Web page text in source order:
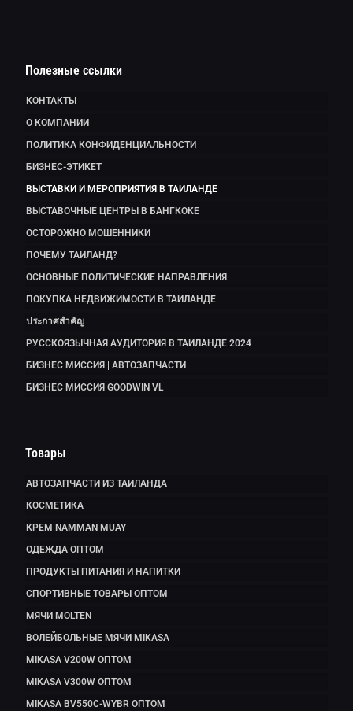
Полезные ссылки
КОНТАКТЫ
О КОМПАНИИ
ПОЛИТИКА КОНФИДЕНЦИАЛЬНОСТИ
БИЗНЕС-ЭТИКЕТ
ВЫСТАВКИ И МЕРОПРИЯТИЯ В ТАИЛАНДЕ
ВЫСТАВОЧНЫЕ ЦЕНТРЫ В БАНГКОКЕ
ОСТОРОЖНО МОШЕННИКИ
ПОЧЕМУ ТАИЛАНД?
ОСНОВНЫЕ ПОЛИТИЧЕСКИЕ НАПРАВЛЕНИЯ
ПОКУПКА НЕДВИЖИМОСТИ В ТАИЛАНДЕ
ประกาศสำคัญ
РУССКОЯЗЫЧНАЯ АУДИТОРИЯ В ТАИЛАНДЕ 2024
БИЗНЕС МИССИЯ | АВТОЗАПЧАСТИ
БИЗНЕС МИССИЯ GOODWIN VL
Товары
АВТОЗАПЧАСТИ ИЗ ТАИЛАНДА
КОСМЕТИКА
КРЕМ NAMMAN MUAY
ОДЕЖДА ОПТОМ
ПРОДУКТЫ ПИТАНИЯ И НАПИТКИ
СПОРТИВНЫЕ ТОВАРЫ ОПТОМ
МЯЧИ MOLTEN
ВОЛЕЙБОЛЬНЫЕ МЯЧИ MIKASA
MIKASA V200W ОПТОМ
MIKASA V300W ОПТОМ
MIKASA BV550C-WYBR ОПТОМ